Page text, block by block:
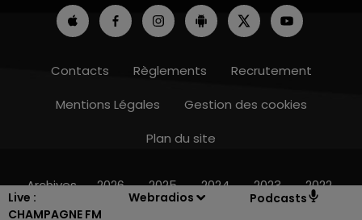
Live :
CHAMPAGNE FM
Webradios Podcasts
Contacts Règlements
Recrutement
Mentions Légales
Gestion des cookies
Plan du site
Archives 2026 2025 2024 2023 2022